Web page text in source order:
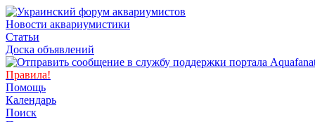
Новости аквариумистики
Статьи
Доска объявлений
Правила!
Помощь
Календарь
Поиск